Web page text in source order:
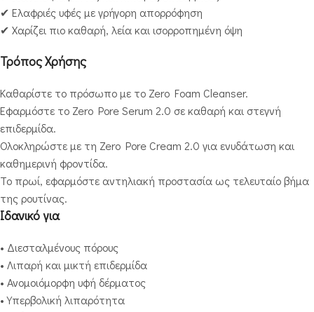
✔ Ελαφριές υφές με γρήγορη απορρόφηση
✔ Χαρίζει πιο καθαρή, λεία και ισορροπημένη όψη
Τρόπος Χρήσης
Καθαρίστε το πρόσωπο με το Zero Foam Cleanser.
Εφαρμόστε το Zero Pore Serum 2.0 σε καθαρή και στεγνή
επιδερμίδα.
Ολοκληρώστε με τη Zero Pore Cream 2.0 για ενυδάτωση και
καθημερινή φροντίδα.
Το πρωί, εφαρμόστε αντηλιακή προστασία ως τελευταίο βήμα
της ρουτίνας.
Ιδανικό για
• Διεσταλμένους πόρους
• Λιπαρή και μικτή επιδερμίδα
• Ανομοιόμορφη υφή δέρματος
• Υπερβολική λιπαρότητα